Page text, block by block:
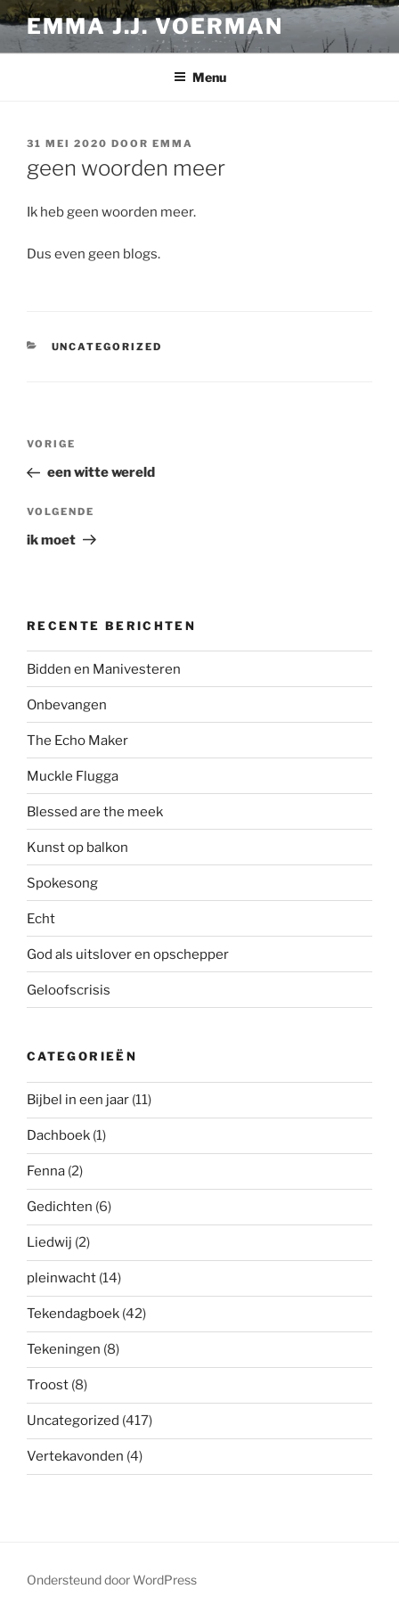
Ga
naar
de
EMMA J.J. VOERMAN
Menu
GEPLAATST
31 MEI 2020 DOOR EMMA
geen woorden meer
Ik heb geen woorden meer.
Dus even geen blogs.
CATEGORIEËN
UNCATEGORIZED
Bericht
Vorig
bericht
VORIGE
een witte wereld
Volgend
bericht
VOLGENDE
ik moet
RECENTE BERICHTEN
Bidden en Manivesteren
Onbevangen
The Echo Maker
Muckle Flugga
Blessed are the meek
Kunst op balkon
Spokesong
Echt
God als uitslover en opschepper
Geloofscrisis
CATEGORIEËN
Bijbel in een jaar (11)
Dachboek (1)
Fenna (2)
Gedichten (6)
Liedwij (2)
pleinwacht (14)
Tekendagboek (42)
Tekeningen (8)
Troost (8)
Uncategorized (417)
Vertekavonden (4)
Ondersteund door WordPress